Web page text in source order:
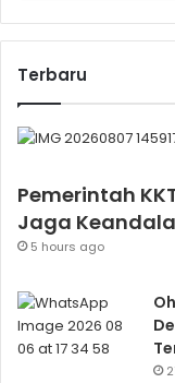
Terbaru
Pemerintah
Jaga
5 hours ago